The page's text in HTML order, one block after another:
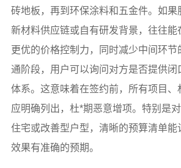
砖地板，再到环保涂料和五金件。如果
新材料供应链或自有研发背景，往往能
更优的价格控制力，同时减少中间环节
通阶段，用户可以询问对方是否提供闭
体系。这意味着在签约前，所有项目、
应明确列出，杜*期恶意增项。特别是
住宅或改善型户型，清晰的预算清单能
效果有准确的预期。